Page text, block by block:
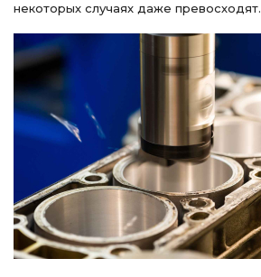
некоторых случаях даже превосходят.